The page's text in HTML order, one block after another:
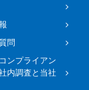
問
ンプライアン
内調査と当社